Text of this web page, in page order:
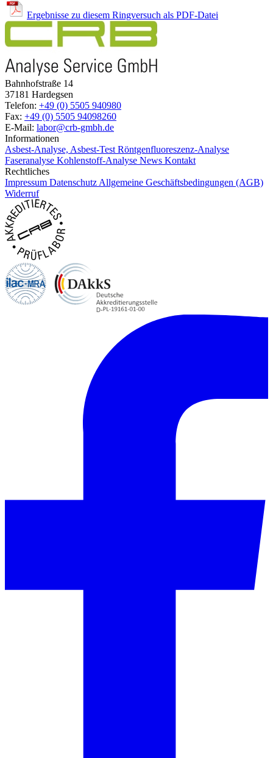
Ergebnisse zu diesem Ringversuch als PDF-Datei
Bahnhofstraße 14
37181 Hardegsen
Telefon: +49 (0) 5505 940980
Fax: +49 (0) 5505 94098260
E-Mail: labor@crb-gmbh.de
Informationen
Asbest-Analyse, Asbest-Test Röntgenfluoreszenz-Analyse
Faseranalyse Kohlenstoff-Analyse News Kontakt
Rechtliches
Impressum Datenschutz Allgemeine Geschäftsbedingungen (AGB)
Widerruf